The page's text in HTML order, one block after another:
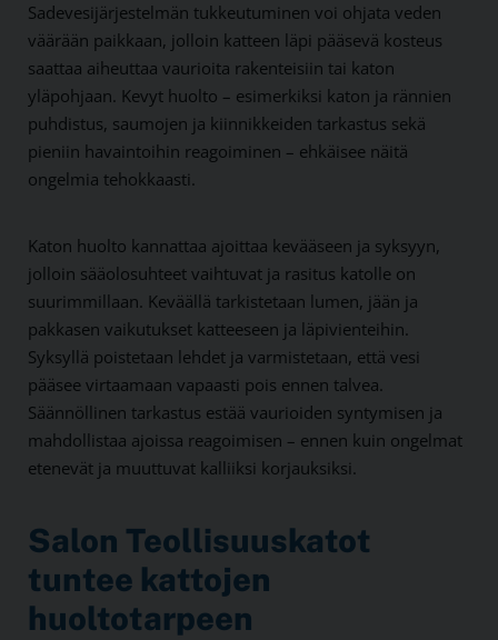
Sadevesijärjestelmän tukkeutuminen voi ohjata veden
väärään paikkaan, jolloin katteen läpi pääsevä kosteus
saattaa aiheuttaa vaurioita rakenteisiin tai katon
yläpohjaan. Kevyt huolto – esimerkiksi katon ja rännien
puhdistus, saumojen ja kiinnikkeiden tarkastus sekä
pieniin havaintoihin reagoiminen – ehkäisee näitä
ongelmia tehokkaasti.
Katon huolto kannattaa ajoittaa kevääseen ja syksyyn,
jolloin sääolosuhteet vaihtuvat ja rasitus katolle on
suurimmillaan. Keväällä tarkistetaan lumen, jään ja
pakkasen vaikutukset katteeseen ja läpivienteihin.
Syksyllä poistetaan lehdet ja varmistetaan, että vesi
pääsee virtaamaan vapaasti pois ennen talvea.
Säännöllinen tarkastus estää vaurioiden syntymisen ja
mahdollistaa ajoissa reagoimisen – ennen kuin ongelmat
etenevät ja muuttuvat kalliiksi korjauksiksi.
Salon Teollisuuskatot
tuntee kattojen
huoltotarpeen